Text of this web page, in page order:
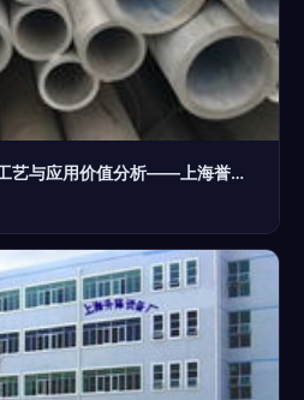
合金铝管与铜合金的制造工艺与应用价值分析——上海誉诚金属制品厂专业解读